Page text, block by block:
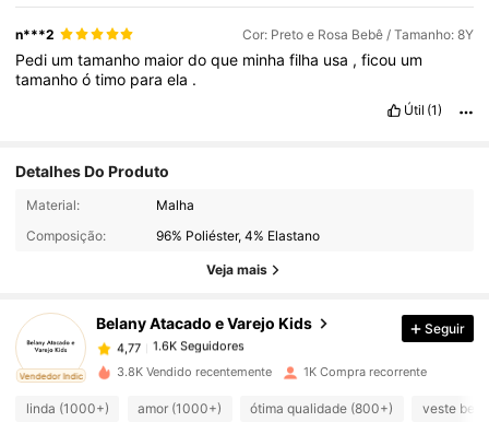
n***2 Cor: Preto e Rosa Bebê / Tamanho: 8Y
Pedi umtamanho maiordoque minhafilha usa ,ficou um
tamanhoótimo paraela .
Útil (1)
Detalhes Do Produto
Material:
Malha
Composição:
96% Poliéster, 4% Elastano
Veja mais
Vendedor Indicado
Belany Atacado e Varejo Kids
1.6K Seguidores
4,77
1.6K Seguidores
f***a pago1 dia atrás
Seguir
3.8K Vendido recentemente 1K Compra recorrente
linda (1000+) amor (1000+) ótima qualidade (800+) veste